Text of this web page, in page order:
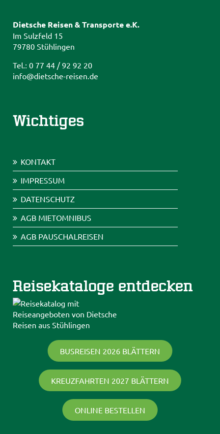
Dietsche Reisen & Transporte e.K.
Im Sulzfeld 15
79780 Stühlingen
Tel.: 0 77 44 / 92 92 20
info@dietsche-reisen.de
Wichtiges
KONTAKT
IMPRESSUM
DATENSCHUTZ
AGB MIETOMNIBUS
AGB PAUSCHALREISEN
Reisekataloge entdecken
BUSREISEN 2026 BLÄTTERN
KREUZFAHRTEN 2027 BLÄTTERN
ONLINE BESTELLEN